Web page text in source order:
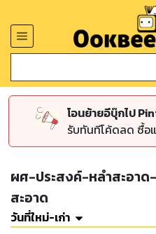
โอนย้ายอีบุ๊กไป
รับทันทีโค้ดลด ซื้อ
ผศ-ประสงค์-หลำสะอา
สะอาด
วันที่ใหม่-เก่า